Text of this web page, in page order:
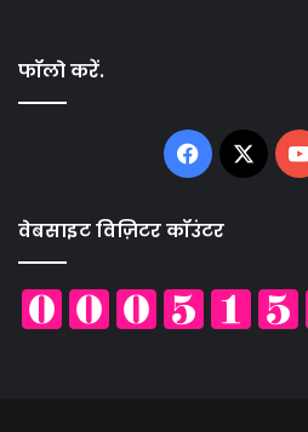
फॉलो करें.
Facebook
X
वेबसाइट विज़िटर कॉउंटर